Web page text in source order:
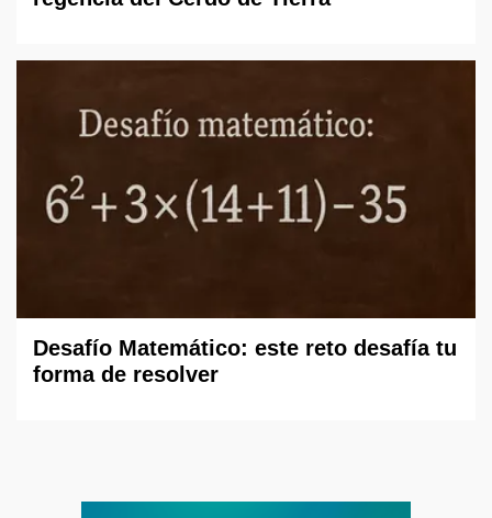
Desafío Matemático: este reto desafía tu
forma de resolver